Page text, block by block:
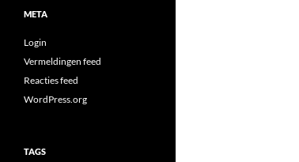
META
Login
Vermeldingen feed
Reacties feed
WordPress.org
TAGS